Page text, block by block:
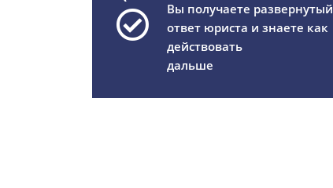
Вы получаете развернутый
ответ юриста и знаете как
действовать
дальше